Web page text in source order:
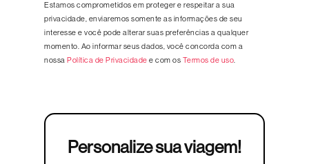
Estamos comprometidos em proteger e respeitar a sua
privacidade, enviaremos somente as informações de seu
interesse e você pode alterar suas preferências a qualquer
momento. Ao informar seus dados, você concorda com a
nossa Política de Privacidade e com os Termos de uso
Personalize sua viagem!